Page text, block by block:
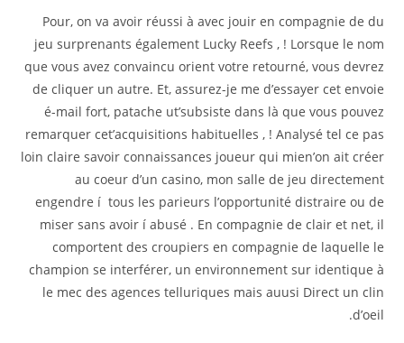
Pour, on va avoir réussi à avec jouir en compagnie de du
jeu surprenants également Lucky Reefs , ! Lorsque le nom
que vous avez convaincu orient votre retourné, vous devrez
de cliquer un autre. Et, assurez-je me d’essayer cet envoie
é-mail fort, patache ut’subsiste dans là que vous pouvez
remarquer cet’acquisitions habituelles , ! Analysé tel ce pas
loin claire savoir connaissances joueur qui mien’on ait créer
au coeur d’un casino, mon salle de jeu directement
engendre í tous les parieurs l’opportunité distraire ou de
miser sans avoir í abusé . En compagnie de clair et net, il
comportent des croupiers en compagnie de laquelle le
champion se interférer, un environnement sur identique à
le mec des agences telluriques mais auusi Direct un clin
d’oeil.